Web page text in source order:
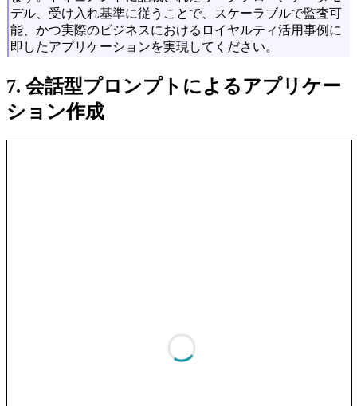
デル、受け入れ基準に従うことで、スケーラブルで監査可
能、かつ実際のビジネスにおけるロイヤルティ活用事例に
即したアプリケーションを実現してください。
7. 会話型プロンプトによるアプリケー
ション作成